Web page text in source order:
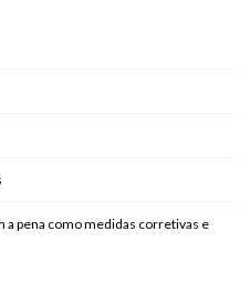
a pena como medidas corretivas e